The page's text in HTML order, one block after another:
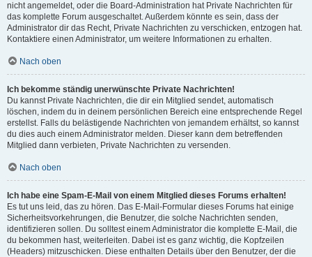
nicht angemeldet, oder die Board-Administration hat Private Nachrichten für
das komplette Forum ausgeschaltet. Außerdem könnte es sein, dass der
Administrator dir das Recht, Private Nachrichten zu verschicken, entzogen hat.
Kontaktiere einen Administrator, um weitere Informationen zu erhalten.
Nach oben
Ich bekomme ständig unerwünschte Private Nachrichten!
Du kannst Private Nachrichten, die dir ein Mitglied sendet, automatisch
löschen, indem du in deinem persönlichen Bereich eine entsprechende Regel
erstellst. Falls du belästigende Nachrichten von jemandem erhältst, so kannst
du dies auch einem Administrator melden. Dieser kann dem betreffenden
Mitglied dann verbieten, Private Nachrichten zu versenden.
Nach oben
Ich habe eine Spam-E-Mail von einem Mitglied dieses Forums erhalten!
Es tut uns leid, das zu hören. Das E-Mail-Formular dieses Forums hat einige
Sicherheitsvorkehrungen, die Benutzer, die solche Nachrichten senden,
identifizieren sollen. Du solltest einem Administrator die komplette E-Mail, die
du bekommen hast, weiterleiten. Dabei ist es ganz wichtig, die Kopfzeilen
(Headers) mitzuschicken. Diese enthalten Details über den Benutzer, der die